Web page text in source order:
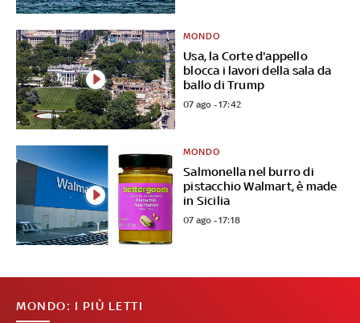
Usa, la Corte d'appello
blocca i lavori della sala da
ballo di Trump
MONDO
07 ago - 17:42
Salmonella nel burro di
pistacchio Walmart, è made
in Sicilia
MONDO
07 ago - 17:18
MONDO: I PIÙ LETTI